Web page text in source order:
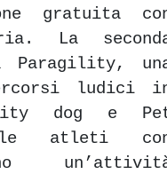
gratuita
La
Paragility,
ludici
dog e
atleti